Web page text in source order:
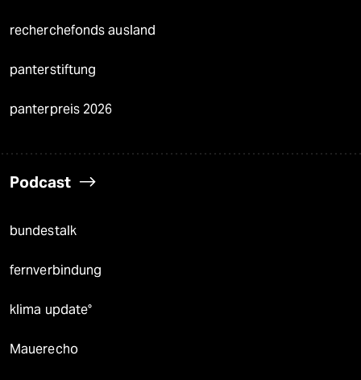
recherchefonds ausland
panterstiftung
panterpreis 2026
Podcast
bundestalk
fernverbindung
klima update°
Mauerecho